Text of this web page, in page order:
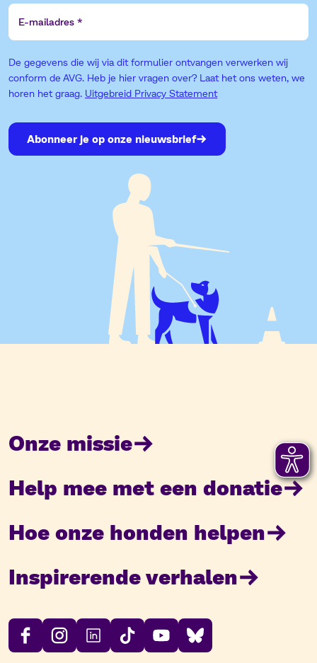
E-
mailadres
De gegevens die wij via dit formulier ontvangen verwerken wij
conform de AVG. Heb je hier vragen over? Laat het ons weten, we
horen het graag. Uitgebreid Privacy Statement
Abonneer je op onze nieuwsbrief
Onze missie
Help mee met een donatie
Hoe onze honden helpen
Inspirerende verhalen